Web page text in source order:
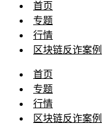
首页
专题
行情
区块链反诈案例
首页
专题
行情
区块链反诈案例